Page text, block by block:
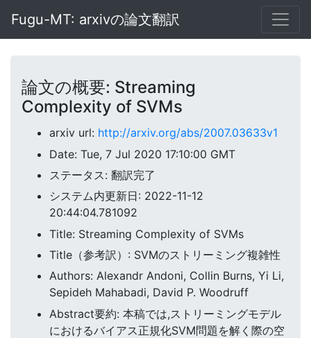
Fugu-MT: arxivの論文翻訳
論文の概要: Streaming
Complexity of SVMs
arxiv url: http://arxiv.org/abs/2007.03633v1
Date: Tue, 7 Jul 2020 17:10:00 GMT
ステータス: 翻訳完了
システム内更新日: 2022-11-12
20:44:04.781092
Title: Streaming Complexity of SVMs
Title（参考訳）: SVMのストリーミング複雑性
Authors: Alexandr Andoni, Collin Burns, Yi Li,
Sepideh Mahabadi, David P. Woodruff
Abstract要約: 本稿では,ストリーミングモデル
におけるバイアス正規化SVM問題を解く際の空